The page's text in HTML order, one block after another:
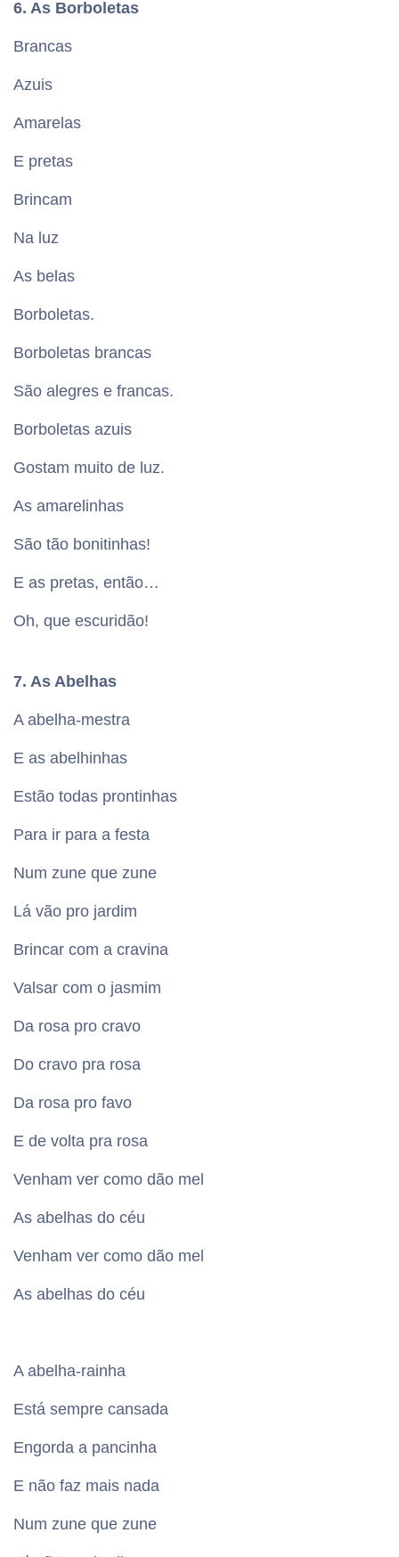
6. As Borboletas
Brancas
Azuis
Amarelas
E pretas
Brincam
Na luz
As belas
Borboletas.
Borboletas brancas
São alegres e francas.
Borboletas azuis
Gostam muito de luz.
As amarelinhas
São tão bonitinhas!
E as pretas, então…
Oh, que escuridão!
7. As Abelhas
A abelha-mestra
E as abelhinhas
Estão todas prontinhas
Para ir para a festa
Num zune que zune
Lá vão pro jardim
Brincar com a cravina
Valsar com o jasmim
Da rosa pro cravo
Do cravo pra rosa
Da rosa pro favo
E de volta pra rosa
Venham ver como dão mel
As abelhas do céu
Venham ver como dão mel
As abelhas do céu
A abelha-rainha
Está sempre cansada
Engorda a pancinha
E não faz mais nada
Num zune que zune